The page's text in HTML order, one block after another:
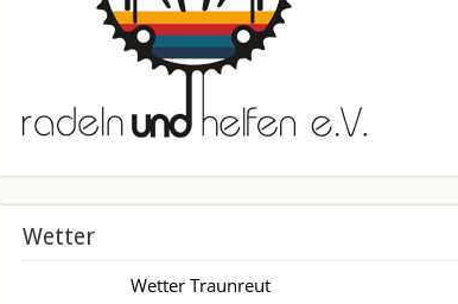
Wetter
Wetter Traunreut